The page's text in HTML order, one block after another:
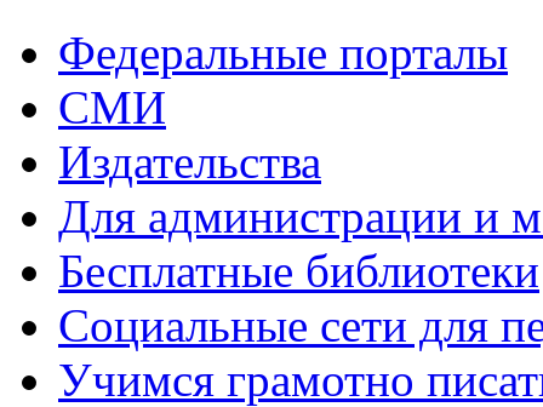
Федеральные порталы
СМИ
Издательства
Для администрации и
Бесплатные библиотеки
Социальные сети для
Учимся грамотно